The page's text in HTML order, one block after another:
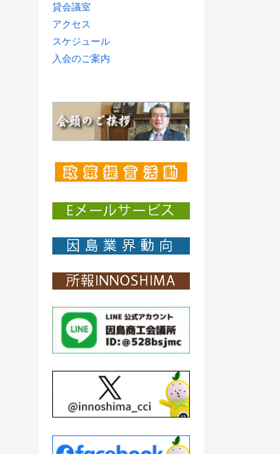
貸会議室
アクセス
スケジュール
入会のご案内